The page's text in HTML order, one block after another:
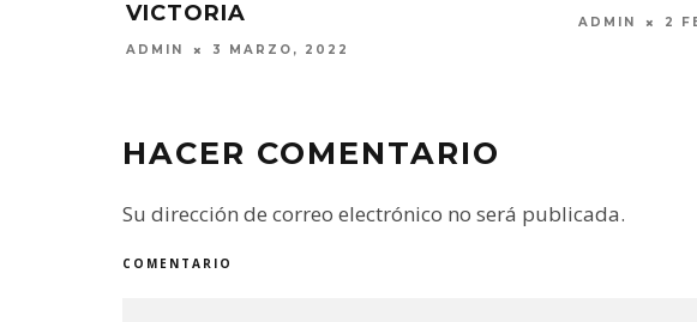
2 FEBRERO, 2021 25 MARZO, 2022
HACER COMENTARIO
Su dirección de correo electrónico no será publicada.
COMENTARIO